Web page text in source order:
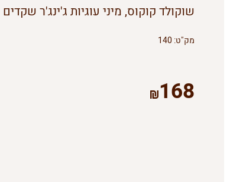
שוקולד קוקוס, מיני עוגיות ג'ינג'ר שקדים
מק"ט: 140
168